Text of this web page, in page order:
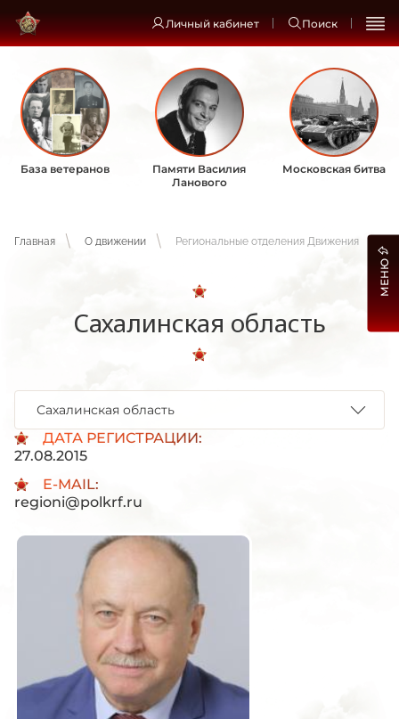
Личный кабинет Поиск
База ветеранов
Памяти Василия
Ланового
Московская битва
Главная О движении Региональные отделения Движения
Сахалинская область
ДАТА РЕГИСТРАЦИИ:
27.08.2015
E-MAIL:
regioni@polkrf.ru
Сахалинская область
МЕНЮ